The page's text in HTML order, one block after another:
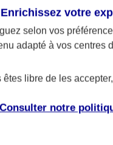
des assurances
Enrichissez votre
selon vos
adapté à vos centres
êtes libre de les
Consulter notre